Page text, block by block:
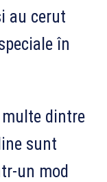
au cerut
în
dintre
sunt
un mod